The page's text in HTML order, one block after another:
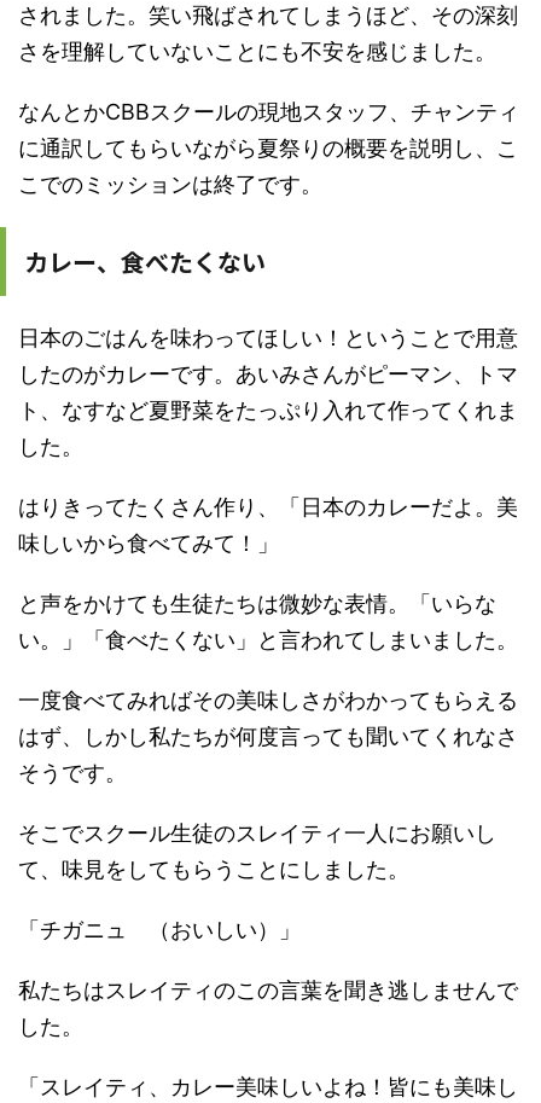
されました。笑い飛ばされてしまうほど、その深刻
さを理解していないことにも不安を感じました。
なんとかCBBスクールの現地スタッフ、チャンティ
に通訳してもらいながら夏祭りの概要を説明し、こ
こでのミッションは終了です。
カレー、食べたくない
日本のごはんを味わってほしい！ということで用意
したのがカレーです。あいみさんがピーマン、トマ
ト、なすなど夏野菜をたっぷり入れて作ってくれま
した。
はりきってたくさん作り、「日本のカレーだよ。美
味しいから食べてみて！」
と声をかけても生徒たちは微妙な表情。「いらな
い。」「食べたくない」と言われてしまいました。
一度食べてみればその美味しさがわかってもらえる
はず、しかし私たちが何度言っても聞いてくれなさ
そうです。
そこでスクール生徒のスレイティ一人にお願いし
て、味見をしてもらうことにしました。
「チガニュ （おいしい）」
私たちはスレイティのこの言葉を聞き逃しませんで
した。
「スレイティ、カレー美味しいよね！皆にも美味し